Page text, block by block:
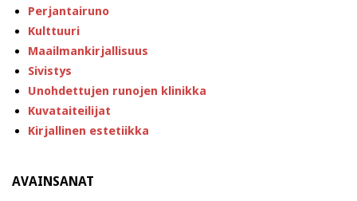
Perjantairuno
Kulttuuri
Maailmankirjallisuus
Sivistys
Unohdettujen runojen klinikka
Kuvataiteilijat
Kirjallinen estetiikka
AVAINSANAT